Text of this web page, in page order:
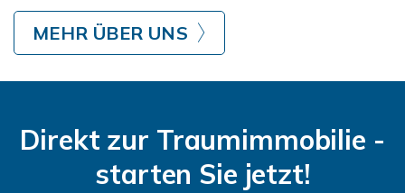
MEHR ÜBER UNS
Direkt zur Traumimmobilie -
starten Sie jetzt!